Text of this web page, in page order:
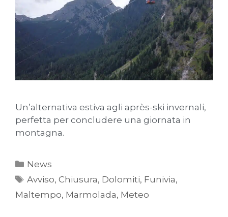
Un’alternativa estiva agli après-ski invernali,
perfetta per concludere una giornata in
montagna.
News
Avviso,Chiusura, Dolomiti, Funivia,
Maltempo, Marmolada, Meteo